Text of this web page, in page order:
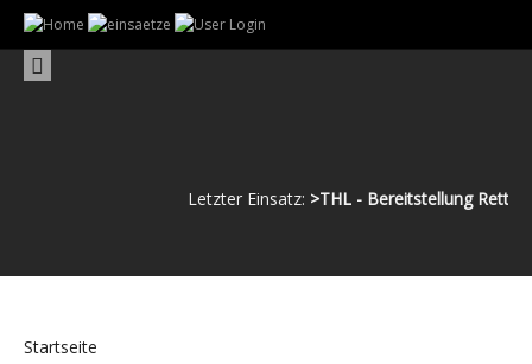
Letzter Einsatz:>THL - Bereitstellung
Startseite